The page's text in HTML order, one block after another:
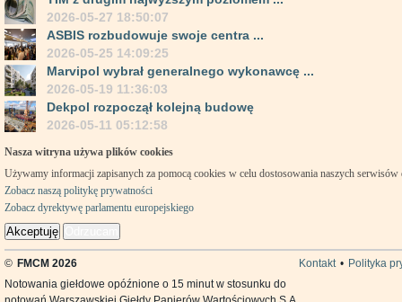
2026-05-27 18:50:07
ASBIS rozbudowuje swoje centra ...
2026-05-25 14:09:25
Marvipol wybrał generalnego wykonawcę ...
2026-05-19 11:36:03
Dekpol rozpoczął kolejną budowę
2026-05-11 05:12:58
Nasza witryna używa plików cookies
Używamy informacji zapisanych za pomocą cookies w celu dostosowania naszych
Zobacz naszą politykę prywatności
Zobacz dyrektywę parlamentu europejskiego
Akceptuję
© FMCM 2026 Kontakt • Polityka
Notowania giełdowe opóźnione o 15 minut w stosunku do